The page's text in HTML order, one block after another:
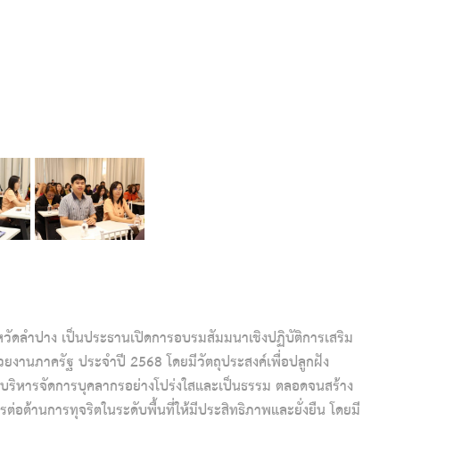
ำปาง เป็นประธานเปิดการอบรมสัมมนาเชิงปฏิบัติการเสริม
งานภาครัฐ ประจำปี 2568 โดยมีวัตถุประสงค์เพื่อปลูกฝัง
รจัดการบุคลากรอย่างโปร่งใสและเป็นธรรม ตลอดจนสร้าง
ต่อต้านการทุจริตในระดับพื้นที่ให้มีประสิทธิภาพและยั่งยืน โดยมี